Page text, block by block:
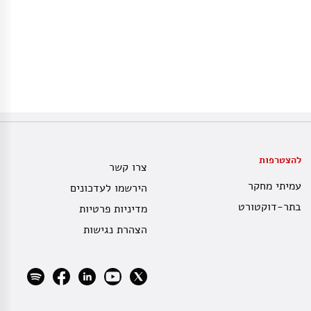
להצטרפות
עמיתי מחקר
בתר-דוקטורט
צרו קשר
הירשמו לעדכונים
מדיניות פרטיות
הצהרת נגישות